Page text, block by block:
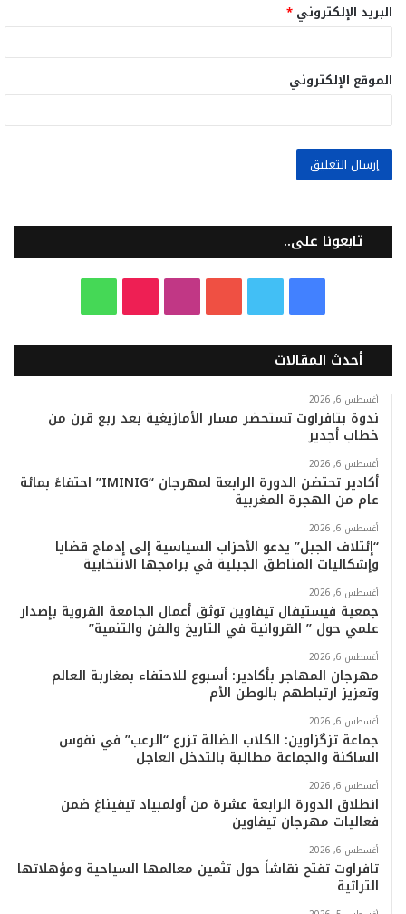
البريد الإلكتروني *
الموقع الإلكتروني
تابعونا على..
س
ك
ي
ت
ت
ي
ب
س
ر
م
k
k
ت
س
ب
أحدث المقالات
أغسطس 6, 2026
ندوة بتافراوت تستحضر مسار الأمازيغية بعد ربع قرن من
خطاب أجدير
أغسطس 6, 2026
أكادير تحتضن الدورة الرابعة لمهرجان “IMINIG” احتفاءً بمائة
عام من الهجرة المغربية
أغسطس 6, 2026
“إئتلاف الجبل” يدعو الأحزاب السياسية إلى إدماج قضايا
وإشكاليات المناطق الجبلية في برامجها الانتخابية
أغسطس 6, 2026
جمعية فيستيفال تيفاوين توثق أعمال الجامعة القروية بإصدار
علمي حول ” القروانية في التاريخ والفن والتنمية”
أغسطس 6, 2026
مهرجان المهاجر بأكادير: أسبوع للاحتفاء بمغاربة العالم
وتعزيز ارتباطهم بالوطن الأم
أغسطس 6, 2026
جماعة تزگزاوين: الكلاب الضالة تزرع “الرعب” في نفوس
الساكنة والجماعة مطالبة بالتدخل العاجل
أغسطس 6, 2026
انطلاق الدورة الرابعة عشرة من أولمبياد تيفيناغ ضمن
فعاليات مهرجان تيفاوين
أغسطس 6, 2026
تافراوت تفتح نقاشاً حول تثمين معالمها السياحية ومؤهلاتها
التراثية